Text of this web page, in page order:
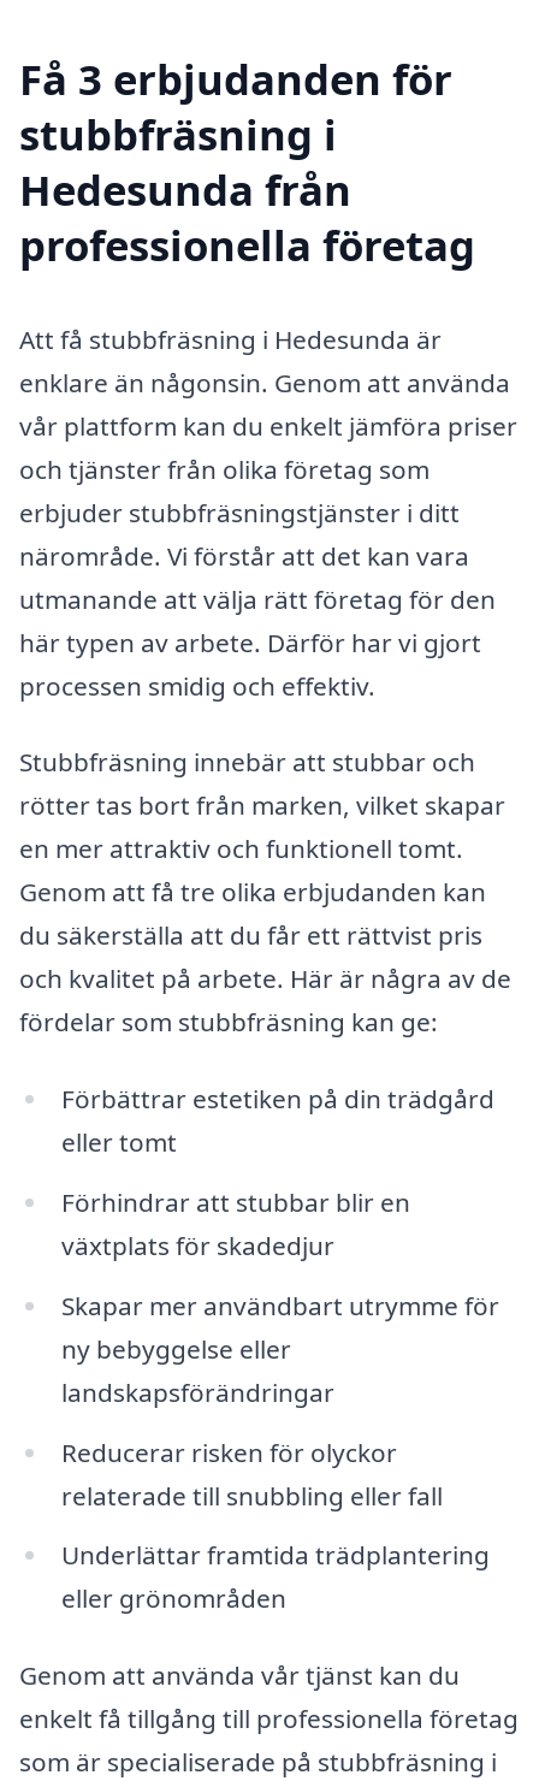
Få 3 erbjudanden för
stubbfräsning i
Hedesunda från
professionella företag
Att få stubbfräsning i Hedesunda är
enklare än någonsin. Genom att använda
vår plattform kan du enkelt jämföra priser
och tjänster från olika företag som
erbjuder stubbfräsningstjänster i ditt
närområde. Vi förstår att det kan vara
utmanande att välja rätt företag för den
här typen av arbete. Därför har vi gjort
processen smidig och effektiv.
Stubbfräsning innebär att stubbar och
rötter tas bort från marken, vilket skapar
en mer attraktiv och funktionell tomt.
Genom att få tre olika erbjudanden kan
du säkerställa att du får ett rättvist pris
och kvalitet på arbete. Här är några av de
fördelar som stubbfräsning kan ge:
Förbättrar estetiken på din trädgård
eller tomt
Förhindrar att stubbar blir en
växtplats för skadedjur
Skapar mer användbart utrymme för
ny bebyggelse eller
landskapsförändringar
Reducerar risken för olyckor
relaterade till snubbling eller fall
Underlättar framtida trädplantering
eller grönområden
Genom att använda vår tjänst kan du
enkelt få tillgång till professionella företag
som är specialiserade på stubbfräsning i